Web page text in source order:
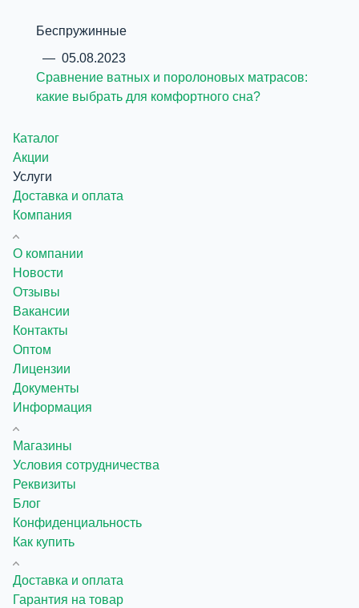
Беспружинные
— 05.08.2023
Сравнение ватных и поролоновых матрасов:
какие выбрать для комфортного сна?
Каталог
Акции
Услуги
Доставка и оплата
Компания
О компании
Новости
Отзывы
Вакансии
Контакты
Оптом
Лицензии
Документы
Информация
Магазины
Условия сотрудничества
Реквизиты
Блог
Конфиденциальность
Как купить
Доставка и оплата
Гарантия на товар